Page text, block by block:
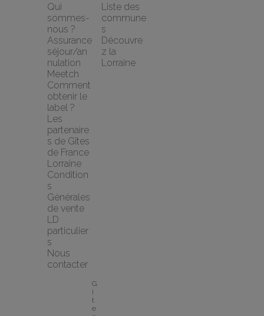
Qui
sommes-
nous ?
Assurance
séjour/an
nulation
Meetch
Comment
obtenir le
label ?
Les
partenaire
s de Gîtes
de France
Lorraine
Condition
s
Générales
de vente
LD
particulier
s
Nous
contacter
Liste des
commune
s
Découvre
z la
Lorraine
G
î
t
e